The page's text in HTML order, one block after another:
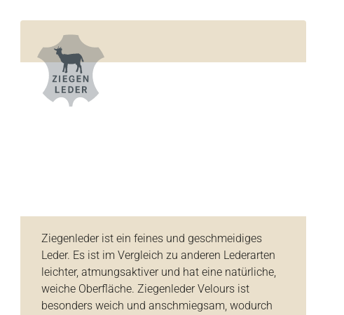
Ziegenleder ist ein feines und geschmeidiges
Leder. Es ist im Vergleich zu anderen Lederarten
leichter, atmungsaktiver und hat eine natürliche,
weiche Oberfläche. Ziegenleder Velours ist
besonders weich und anschmiegsam, wodurch